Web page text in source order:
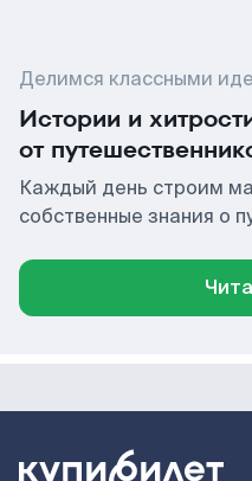
Делимся классными
Истории и
от
Каждый день строим
собственные знания о